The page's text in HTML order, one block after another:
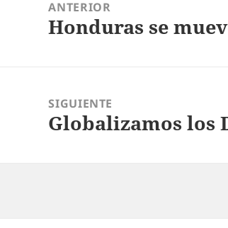
entradas
ANTERIOR
Entrada
Honduras se
SIGUIENTE
Entrada
Globalizamos los